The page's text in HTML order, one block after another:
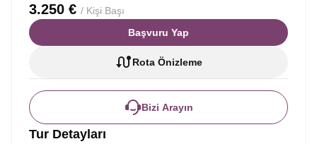
3.250 € / Kişi Başı
Başvuru Yap
Rota Önizleme
Bizi Arayın
Tur Detayları